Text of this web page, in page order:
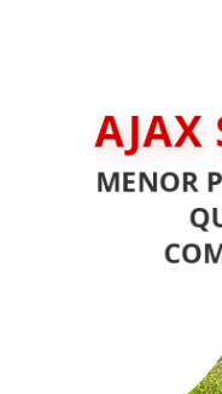
AJAX
MENOR